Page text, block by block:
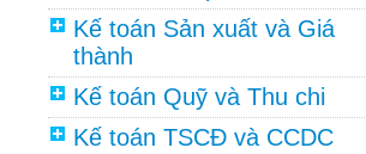
Kế toán Sản xuất và Giá
thành
Kế toán Quỹ và Thu chi
Kế toán TSCĐ và CCDC